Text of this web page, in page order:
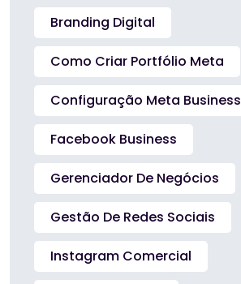
Branding Digital
Como Criar Portfólio Meta
Configuração Meta Business
Facebook Business
Gerenciador De Negócios
Gestão De Redes Sociais
Instagram Comercial